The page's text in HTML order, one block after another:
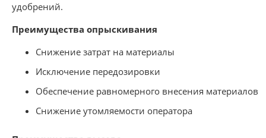
удобрений.
Преимущества опрыскивания
Снижение затрат на материалы
Исключение передозировки
Обеспечение равномерного внесения материалов
Снижение утомляемости оператора